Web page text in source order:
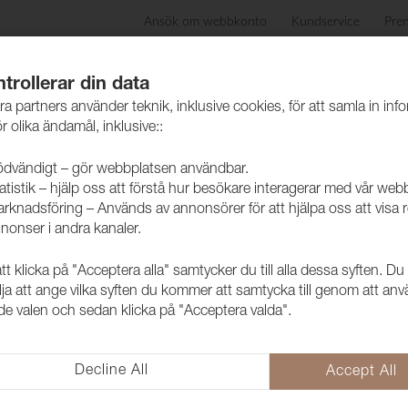
Ansök om webbkonto Kundservice
Produkter Skötselråd
Tyg Bunny
1004002
BUNNY är en väldigt mjuk
dekoration samt till allehanda
din data
partners använder teknik, inklusive cookies, för att samla in
olika ändamål, inklusive::
– gör webbplatsen användbar.
– hjälp oss att förstå hur besökare interagerar med vår
– Används av annonsörer för att hjälpa oss att visa
i andra kanaler.
klicka på "Acceptera alla" samtycker du till alla dessa syften. Du
att ange vilka syften du kommer att samtycka till genom att
valen och sedan klicka på "Acceptera valda".
Decline All Accept All